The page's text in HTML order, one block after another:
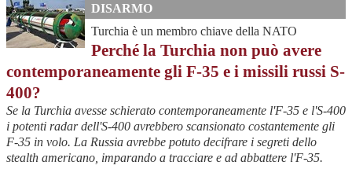
DISARMO
Turchia è un membro chiave della NATO
Perché la Turchia non può avere
contemporaneamente gli F-35 e i missili russi S-
400?
Se la Turchia avesse schierato contemporaneamente l'F-35 e l'S-400
i potenti radar dell'S-400 avrebbero scansionato costantemente gli
F-35 in volo. La Russia avrebbe potuto decifrare i segreti dello
stealth americano, imparando a tracciare e ad abbattere l'F-35.